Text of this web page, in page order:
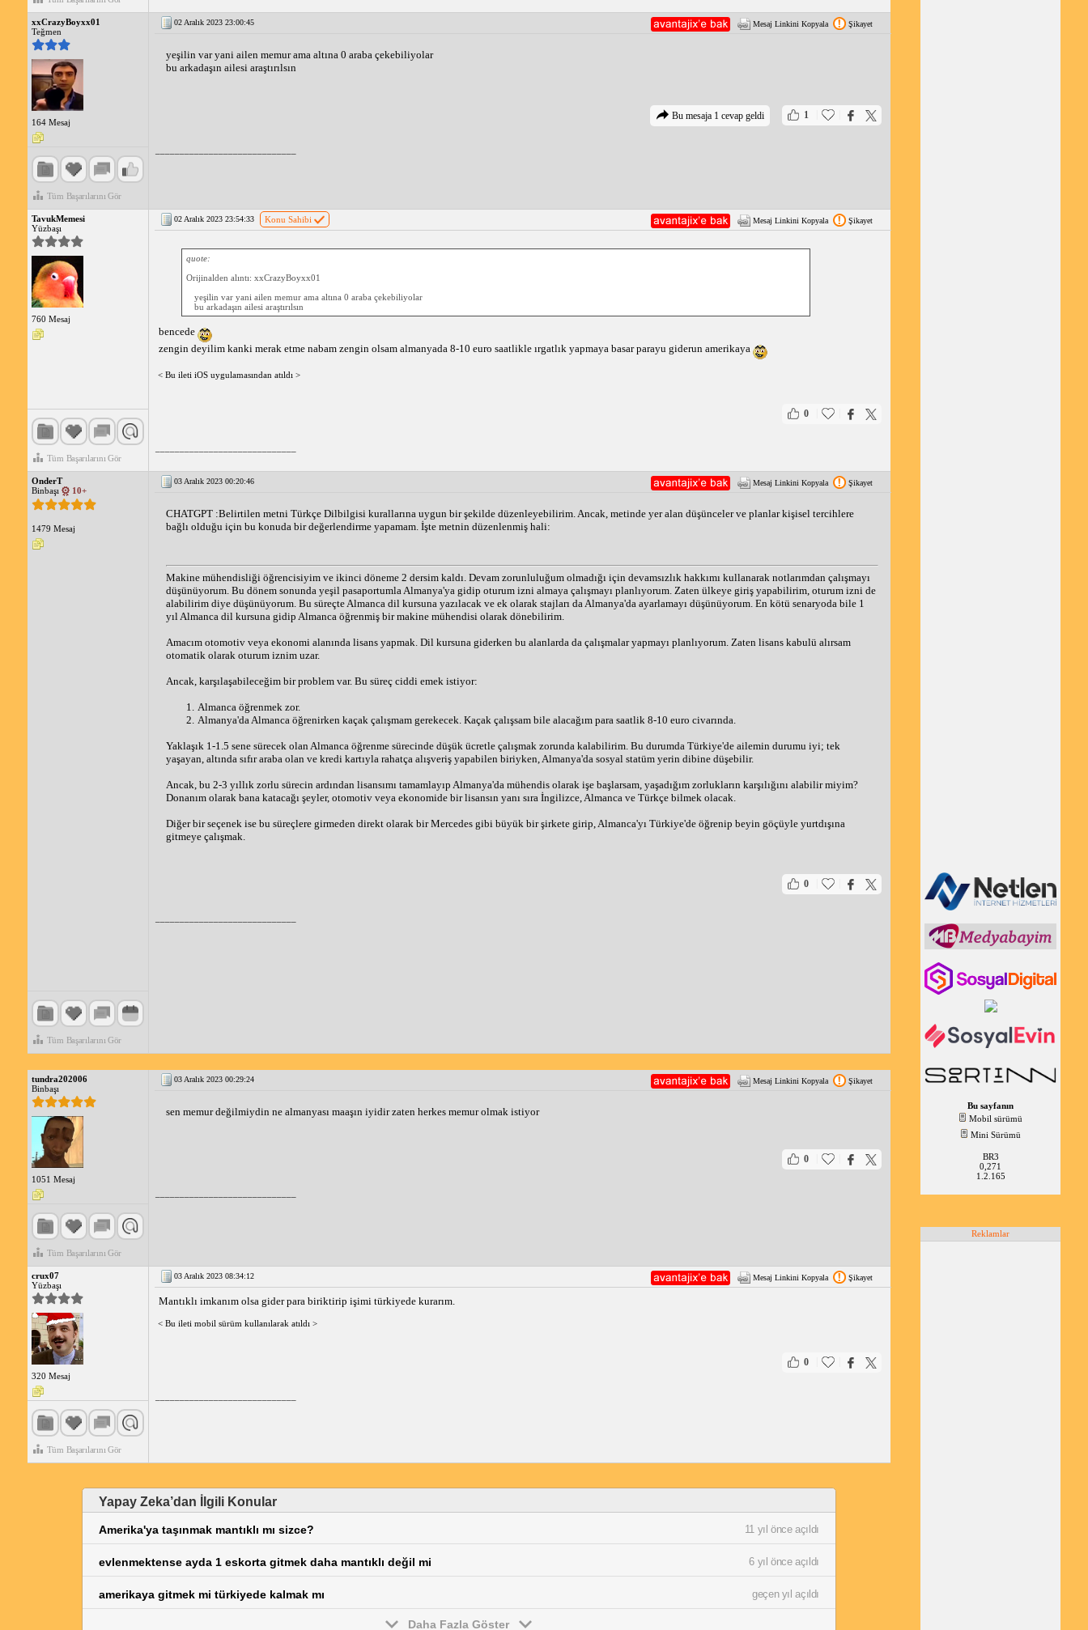
xxCrazyBoyxx01
Teğmen
164 Mesaj
Tüm Başarılarını Gör
02 Aralık 2023 23:00:45 Mesaj Linkini Kopyala Şikayet
yeşilin var yani ailen memur ama altına 0 araba çekebiliyolar
bu arkadaşın ailesi araştırılsın
1
Bu mesaja 1 cevap geldi
TavukMemesi
Yüzbaşı
760 Mesaj
Tüm Başarılarını Gör
02 Aralık 2023 23:54:33 Konu Sahibi Mesaj Linkini Kopyala Şikayet
quote:
Orijinalden alıntı: xxCrazyBoyxx01
yeşilin var yani ailen memur ama altına 0 araba çekebiliyolar
bu arkadaşın ailesi araştırılsın
bencede
zengin deyilim kanki merak etme nabam zengin olsam almanyada 8-10 euro saatlikle ırgatlık yapmaya basar parayu giderun amerikaya
< Bu ileti iOS uygulamasından atıldı >
0
OnderT
Binbaşı
10+
1479 Mesaj
Tüm Başarılarını Gör
03 Aralık 2023 00:20:46 Mesaj Linkini Kopyala Şikayet
CHATGPT :Belirtilen metni Türkçe Dilbilgisi kurallarına uygun bir şekilde düzenleyebilirim. Ancak, metinde yer alan düşünceler ve planlar kişisel tercihlere
bağlı olduğu için bu konuda bir değerlendirme yapamam. İşte metnin düzenlenmiş hali:
Makine mühendisliği öğrencisiyim ve ikinci döneme 2 dersim kaldı. Devam zorunluluğum olmadığı için devamsızlık hakkımı kullanarak notlarımdan çalışmayı
düşünüyorum. Bu dönem sonunda yeşil pasaportumla Almanya'ya gidip oturum izni almaya çalışmayı planlıyorum. Zaten ülkeye giriş yapabilirim, oturum izni de
alabilirim diye düşünüyorum. Bu süreçte Almanca dil kursuna yazılacak ve ek olarak stajları da Almanya'da ayarlamayı düşünüyorum. En kötü senaryoda bile 1
yıl Almanca dil kursuna gidip Almanca öğrenmiş bir makine mühendisi olarak dönebilirim.
Amacım otomotiv veya ekonomi alanında lisans yapmak. Dil kursuna giderken bu alanlarda da çalışmalar yapmayı planlıyorum. Zaten lisans kabulü alırsam
otomatik olarak oturum iznim uzar.
Ancak, karşılaşabileceğim bir problem var. Bu süreç ciddi emek istiyor:
Almanca öğrenmek zor.
Almanya'da Almanca öğrenirken kaçak çalışmam gerekecek. Kaçak çalışsam bile alacağım para saatlik 8-10 euro civarında.
Yaklaşık 1-1.5 sene sürecek olan Almanca öğrenme sürecinde düşük ücretle çalışmak zorunda kalabilirim. Bu durumda Türkiye'de ailemin durumu iyi; tek
yaşayan, altında sıfır araba olan ve kredi kartıyla rahatça alışveriş yapabilen biriyken, Almanya'da sosyal statüm yerin dibine düşebilir.
Ancak, bu 2-3 yıllık zorlu sürecin ardından lisansımı tamamlayıp Almanya'da mühendis olarak işe başlarsam, yaşadığım zorlukların karşılığını alabilir miyim?
Donanım olarak bana katacağı şeyler, otomotiv veya ekonomide bir lisansın yanı sıra İngilizce, Almanca ve Türkçe bilmek olacak.
Diğer bir seçenek ise bu süreçlere girmeden direkt olarak bir Mercedes gibi büyük bir şirkete girip, Almanca'yı Türkiye'de öğrenip beyin göçüyle yurtdışına
gitmeye çalışmak.
0
tundra202006
Binbaşı
1051 Mesaj
Tüm Başarılarını Gör
03 Aralık 2023 00:29:24 Mesaj Linkini Kopyala Şikayet
sen memur değilmiydin ne almanyası maaşın iyidir zaten herkes memur olmak istiyor
0
crux07
Yüzbaşı
320 Mesaj
Tüm Başarılarını Gör
03 Aralık 2023 08:34:12 Mesaj Linkini Kopyala Şikayet
Mantıklı imkanım olsa gider para biriktirip işimi türkiyede kurarım.
< Bu ileti mobil sürüm kullanılarak atıldı >
0
Yapay Zeka’dan İlgili Konular
Amerika'ya taşınmak mantıklı mı sizce? 11 yıl önce açıldı
evlenmektense ayda 1 eskorta gitmek daha mantıklı değil mi 6 yıl önce açıldı
amerikaya gitmek mi türkiyede kalmak mı geçen yıl açıldı
Daha Fazla Göster
Bu sayfanın
Mobil sürümü
Mini Sürümü
BR3
0,271
1.2.165
Reklamlar